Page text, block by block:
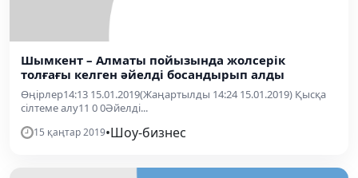
Шымкент – Алматы пойызында жолсерік
толғағы келген әйелді босандырып алды
Өңірлер14:13 15.01.2019(Жаңартылды 14:24 15.01.2019) Қысқа
сілтеме алу11 0 0Әйелді...
15 қаңтар 2019•Шоу-бизнес